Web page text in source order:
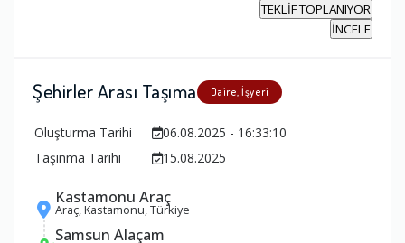
TEKLİF TOPLANIYOR
İNCELE
Şehirler Arası Taşıma Daire, İşyeri
Oluşturma Tarihi
06.08.2025 - 16:33:10
Taşınma Tarihi
15.08.2025
Kastamonu Araç
Araç, Kastamonu, Türkiye
Samsun Alaçam